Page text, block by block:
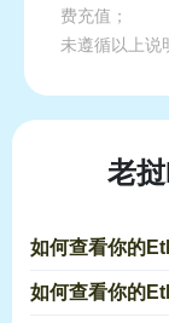
费充值；
未遵循以上说
老
如何查看你的
如何查看你的